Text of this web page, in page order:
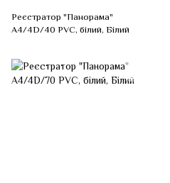
Реєстратор "Панорама"
А4/4D/40 PVC, білий, Білий